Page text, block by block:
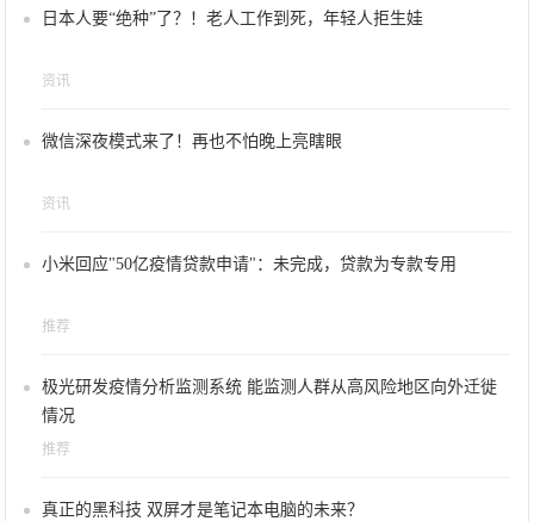
日本人要“绝种”了？！老人工作到死，年轻人拒生娃
资讯
微信深夜模式来了！再也不怕晚上亮瞎眼
资讯
小米回应"50亿疫情贷款申请"：未完成，贷款为专款专用
推荐
极光研发疫情分析监测系统 能监测人群从高风险地区向外迁徙
情况
推荐
真正的黑科技 双屏才是笔记本电脑的未来？